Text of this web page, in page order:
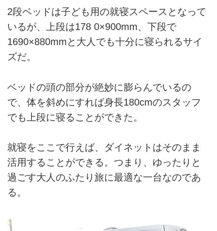
2段ベッドは子ども用の就寝スペースとなって
いるが、上段は178 0×900mm、下段で
1690×880mmと大人でも十分に寝られるサイ
ズだ。
ベッドの頭の部分が絶妙に膨らんでいるの
で、体を斜めにすれば身長180cmのスタッフ
でも上段に寝ることができた。
就寝をここで行えば、ダイネットはそのまま
活用することができる。つまり、ゆったりと
過ごす大人のふたり旅に最適な一台なのであ
る。